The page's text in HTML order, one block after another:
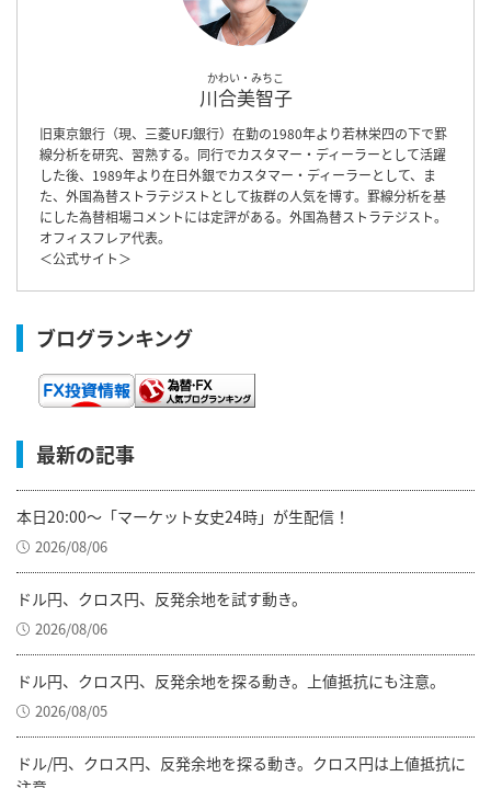
かわい・みちこ
川合美智子
旧東京銀行（現、三菱UFJ銀行）在勤の1980年より若林栄四の下で罫
線分析を研究、習熟する。同行でカスタマー・ディーラーとして活躍
した後、1989年より在日外銀でカスタマー・ディーラーとして、ま
た、外国為替ストラテジストとして抜群の人気を博す。罫線分析を基
にした為替相場コメントには定評がある。外国為替ストラテジスト。
オフィスフレア代表。
＜公式サイト＞
ブログランキング
最新の記事
本日20:00～「マーケット女史24時」が生配信！
2026/08/06
ドル円、クロス円、反発余地を試す動き。
2026/08/06
ドル円、クロス円、反発余地を探る動き。上値抵抗にも注意。
2026/08/05
ドル/円、クロス円、反発余地を探る動き。クロス円は上値抵抗に